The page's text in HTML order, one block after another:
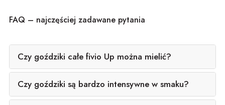
FAQ – najczęściej zadawane pytania
Czy goździki całe fivio Up można mielić?
Czy goździki są bardzo intensywne w smaku?